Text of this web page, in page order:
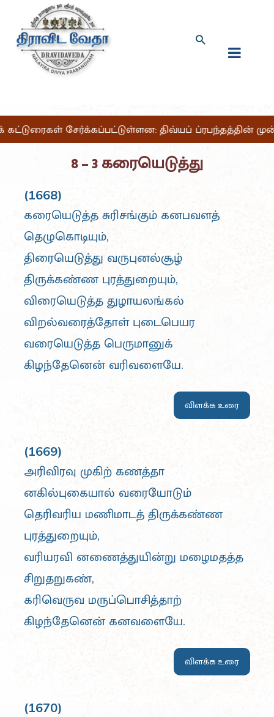
கட்டுரைகள் சேர்க்கப்பட்டுள்ளன: திவ்யப் ப்ரபந்தத்தின்
8 – 3 கரையெடுத்து
(1668)
கரையெடுத்த சுரிசங்கும் கனபவளத்
தெழுகொடியும்,
திரையெடுத்து வருபுனல்சூழ்
திருக்கண்ண புரத்துறையும்,
விரையெடுத்த துழாயலங்கல்
விறல்வரைத்தோள் புடைபெயர
வரையெடுத்த பெருமானுக்
கிழந்தேனென் வரிவளையே.
விளக்க உரை
(1669)
அரிவிரவு முகிற் கணத்தா
னகில்புகையால் வரையோடும்
தெரிவரிய மணிமாடத் திருக்கண்ண
புரத்துறையும்,
வரியரவி னணைத்துயின்று மழைமதத்த
சிறுதறுகண்,
கரிவெருவ மருப்பொசித்தாற்
கிழந்தேனென் கனவளையே.
விளக்க உரை
(1670)